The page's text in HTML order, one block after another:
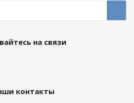
на связи
контакты